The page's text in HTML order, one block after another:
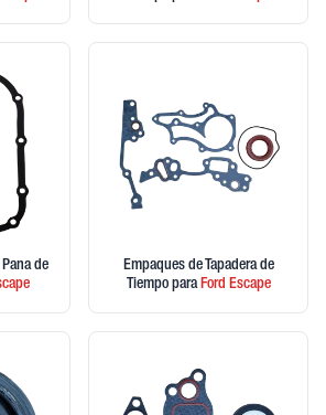
de
Empaques de Tapadera de
Tiempo paraFord Escape